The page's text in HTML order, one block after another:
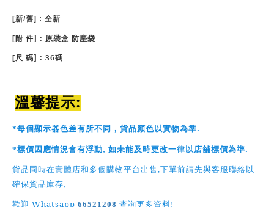
[新/舊] : 全新
[ 附 件] : 原裝盒 防塵袋
[尺 碼] : 36碼
溫馨提示:
*每個顯示器色差有所不同，貨品顏色以實物為準.
*標價因應情況會有浮動, 如未能及時更改一律以店舖標價為準.
貨品同時在實體店和多個購物平台出售,下單前請先與客服聯絡以
確保貨品庫存,
歡迎 Whatsapp 66521208 查詢更多資料!